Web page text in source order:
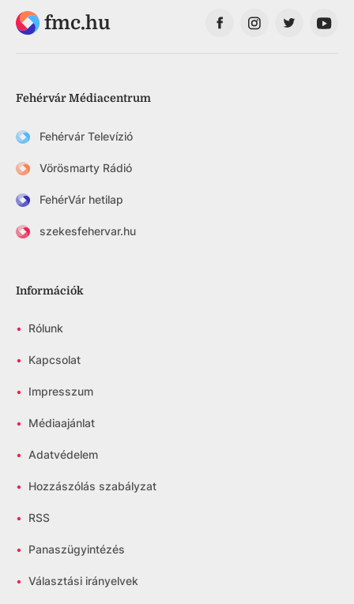
fmc.hu
Fehérvár Médiacentrum
Fehérvár Televízió
Vörösmarty Rádió
FehérVár hetilap
szekesfehervar.hu
Információk
• Rólunk
• Kapcsolat
• Impresszum
• Médiaajánlat
• Adatvédelem
• Hozzászólás szabályzat
• RSS
• Panaszügyintézés
• Választási irányelvek